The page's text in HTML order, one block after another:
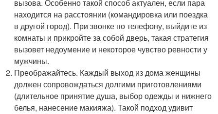
вызова. Особенно такой способ актуален, если пара
находится на расстоянии (командировка или поездка
в другой город). При звонке по телефону, выйдите из
комнаты и прикройте за собой дверь, такая стратегия
вызовет недоумение и некоторое чувство ревности у
мужчины.
Преображайтесь. Каждый выход из дома женщины
должен сопровождаться долгими приготовлениями
(длительное принятие душа, выбор одежды и нижнего
белья, нанесение макияжа). Такой подход удивит